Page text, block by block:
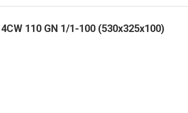
110 GN 1/1-100 (530х325х100)